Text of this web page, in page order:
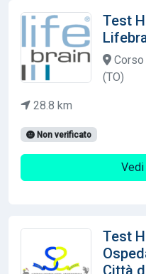
Test
(TO)
28.8 km
Non verificato
Test
Città